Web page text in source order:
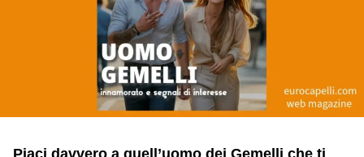
Piaci davvero a quell’uomo dei Gemelli che ti